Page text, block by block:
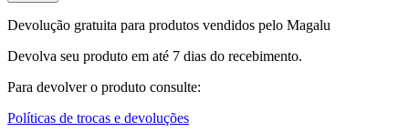
Devolução gratuita para produtos vendidos pelo Magalu
Devolva seu produto em até 7 dias do recebimento.
Para devolver o produto consulte:
Políticas de trocas e devoluções